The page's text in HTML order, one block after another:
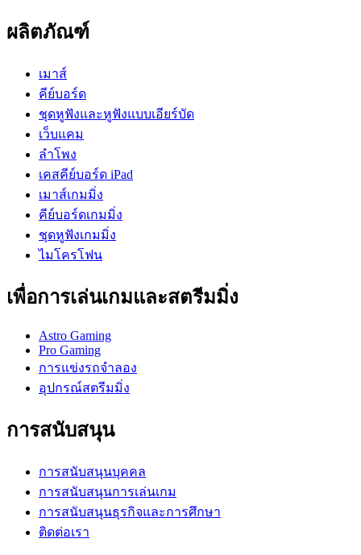
ผลิตภัณฑ์
เมาส์
คีย์บอร์ด
ชุดหูฟังและหูฟังแบบเอียร์บัด
เว็บแคม
ลำโพง
เคสคีย์บอร์ด iPad
เมาส์เกมมิ่ง
คีย์บอร์ดเกมมิ่ง
ชุดหูฟังเกมมิ่ง
ไมโครโฟน
เพื่อการเล่นเกมและสตรีมมิ่ง
Astro Gaming
Pro Gaming
การแข่งรถจำลอง
อุปกรณ์สตรีมมิ่ง
การสนับสนุน
การสนับสนุนบุคคล
การสนับสนุนการเล่นเกม
การสนับสนุนธุรกิจและการศึกษา
ติดต่อเรา